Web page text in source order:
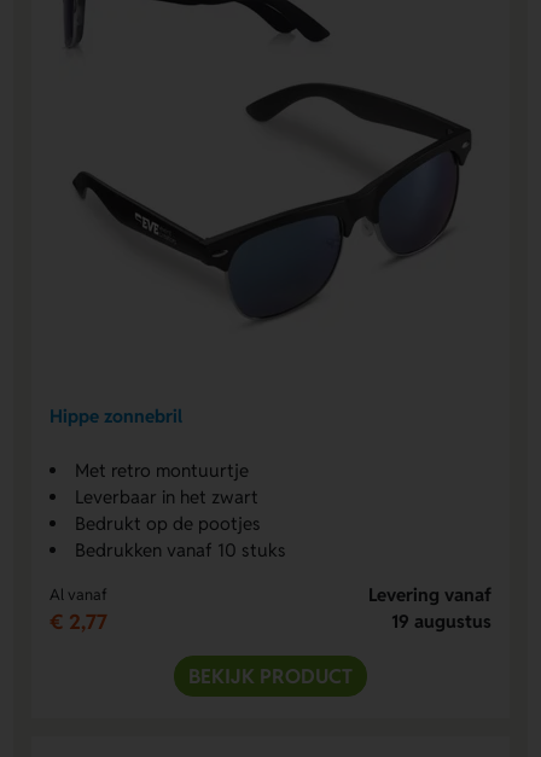
Hippe zonnebril
Met retro montuurtje
Leverbaar in het zwart
Bedrukt op de pootjes
Bedrukken vanaf 10 stuks
Al vanaf
€ 2,77
Levering vanaf
19 augustus
BEKIJK PRODUCT